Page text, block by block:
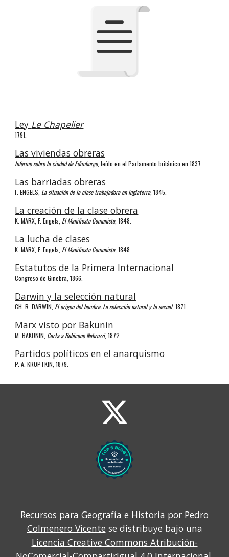
Ley Le Chapelier
1791.
Las viviendas obreras
Informe sobre la ciudad de Edimburgo, leído en el Parlamento británico en 1837.
Las barriadas obreras
F. ENGELS, La situación de la clase trabajadora en Inglaterra, 1845.
La creación de la clase obrera
K. MARX, F. Engels, El Manifiesto Comunista, 1848.
La lucha de clases
K. MARX, F. Engels, El Manifiesto Comunista, 1848.
Estatutos de la Primera Internacional
Congreso de Ginebra, 1866.
Darwin y la selección natural
CH. R. DARWIN, El origen del hombre. La selección natural y la sexual, 1871.
Marx visto por Bakunin
M. BAKUNIN, Carta a Rubicone Nabruzzi, 1872.
Partidos políticos en el anarquismo
P. A. KROPTKIN, 1879.
Recursos para Geografía e Historia por Pedro
Colmenero Vicente se distribuye bajo una
Licencia Creative Commons Atribución-